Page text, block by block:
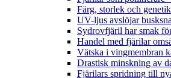
Färg, storlek och
UV-ljus avslöjar
Sydrovfjäril har smak
Handel med fjärilar
Vätska i vingmembran
Drastisk minskning av
Fjärilars spridning till